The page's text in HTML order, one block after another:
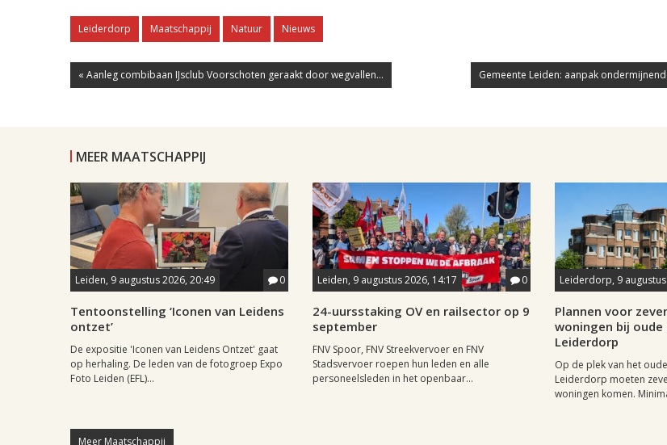
Leiderdorp Maatschappij Natuur Nieuws
« Aanleg combibaan IJsclub Voorschoten geraakt door wegvallen... Gemeente Leiden: aanpak
MEER MAATSCHAPPIJ
Leiden, 9 augustus 2026, 20:49 0
Tentoonstelling ‘Iconen van Leidens
ontzet’
De expositie 'Iconen van Leidens Ontzet' gaat
op herhaling. De leden van de fotogroep Expo
Foto Leiden (EFL)...
Leiden, 9 augustus 2026, 14:17 0
24-uursstaking OV en railsector op 9
september
FNV Spoor, FNV Streekvervoer en FNV
Stadsvervoer roepen hun leden en alle
personeelsleden in het openbaar...
Leiderdorp, 9
Plannen voor
woningen bij
Leiderdorp
Op de plek van het
Leiderdorp moeten
woningen komen.
Meer Maatschappij